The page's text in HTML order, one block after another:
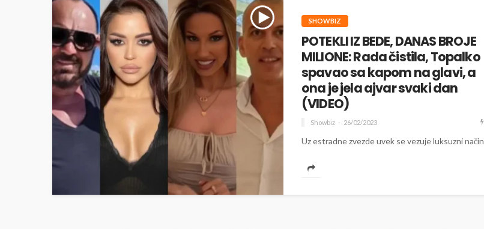
SHOWBIZ
POTEKLI IZ BEDE, DANAS BROJE
MILIONE: Rada čistila, Topalko
spavao sa kapom na glavi, a
ona je jela ajvar svaki dan
(VIDEO)
Showbiz 26/02/2023
Uz estradne zvezde uvek se vezuje luksuzni način
mnogobrojne druge pogodnosti, svakako sa